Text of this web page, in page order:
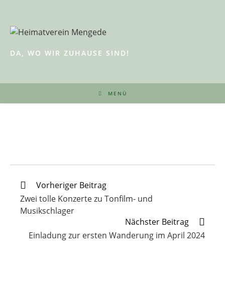
springen
DA, WO WIR ZUHAUSE SIND!
MENÜ
Weitere
Artikel
ansehen
Vorheriger Beitrag
Zwei tolle Konzerte zu Tonfilm- und
Musikschlager
Nächster Beitrag
Einladung zur ersten Wanderung im April 2024